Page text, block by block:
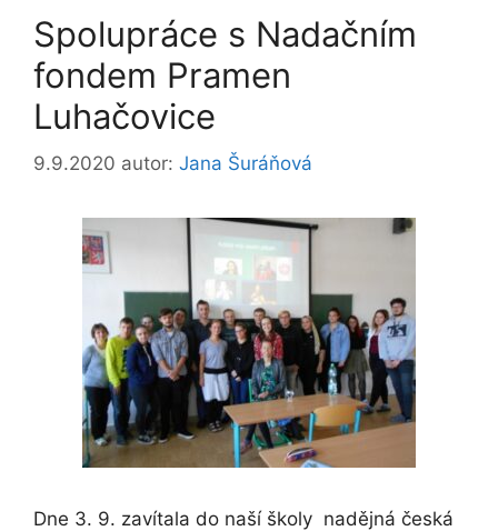
Spolupráce s Nadačním
fondem Pramen
Luhačovice
9.9.2020 autor: Jana Šuráňová
Dne 3. 9. zavítala do naší školy nadějná česká